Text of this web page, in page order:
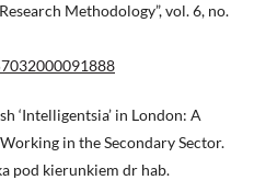
Methodology”, vol. 6, no.
‘Intelligentsia’ in London: A
in the Secondary Sector.
pod kierunkiem dr hab.